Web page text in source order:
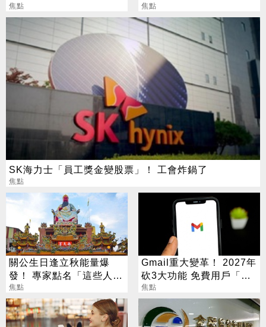
越旺
焦點
節1類股
焦點
SK海力士「員工獎金變股票」！ 工會炸鍋了
焦點
關公生日逢立秋能量爆
發！ 專家點名「這些人」
別亂拜
焦點
Gmail重大變革！ 2027年
砍3大功能 免費用戶「這
好康」不能用了
焦點